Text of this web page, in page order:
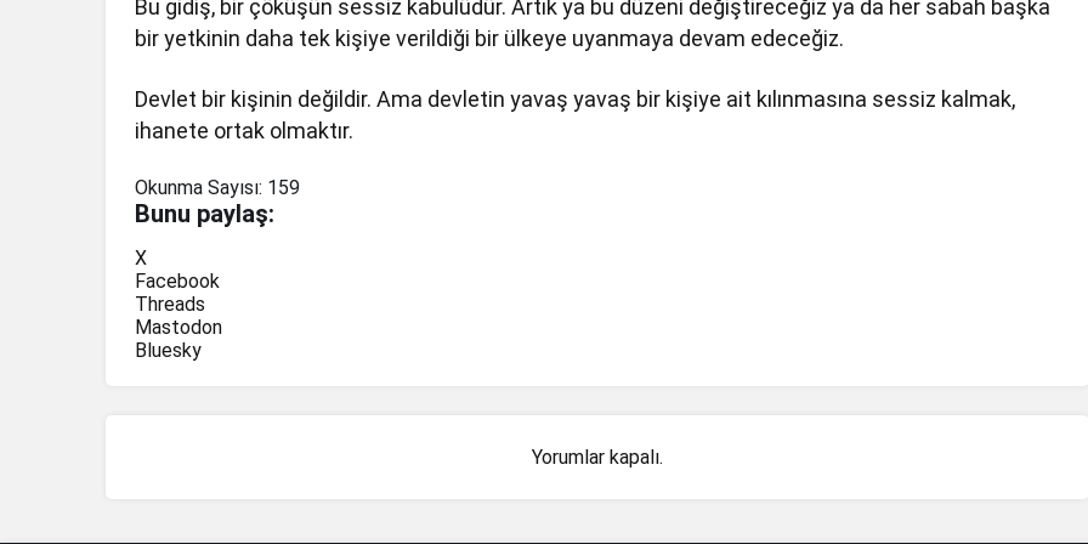
Bu gidiş, bir çöküşün sessiz kabulüdür. Artık ya bu düzeni değiştireceğiz ya da her sabah başka
bir yetkinin daha tek kişiye verildiği bir ülkeye uyanmaya devam edeceğiz.
Devlet bir kişinin değildir. Ama devletin yavaş yavaş bir kişiye ait kılınmasına sessiz kalmak,
ihanete ortak olmaktır.
Okunma Sayısı: 159
Bunu paylaş:
X
Facebook
Threads
Mastodon
Bluesky
Yorumlar kapalı.